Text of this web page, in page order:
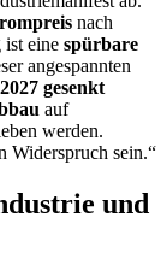
nach
ist eine spürbare
angespannten
gesenkt
auf
werden.
Widerspruch sein.“
und